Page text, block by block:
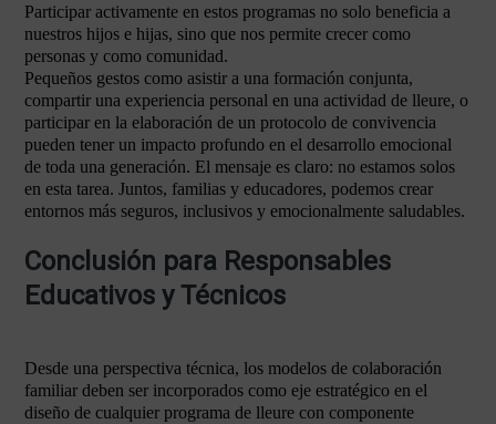
Participar activamente en estos programas no solo beneficia a
nuestros hijos e hijas, sino que nos permite crecer como
personas y como comunidad.
Pequeños gestos como asistir a una formación conjunta,
compartir una experiencia personal en una actividad de lleure, o
participar en la elaboración de un protocolo de convivencia
pueden tener un impacto profundo en el desarrollo emocional
de toda una generación. El mensaje es claro: no estamos solos
en esta tarea. Juntos, familias y educadores, podemos crear
entornos más seguros, inclusivos y emocionalmente saludables.
Conclusión para Responsables
Educativos y Técnicos
Desde una perspectiva técnica, los modelos de colaboración
familiar deben ser incorporados como eje estratégico en el
diseño de cualquier programa de lleure con componente